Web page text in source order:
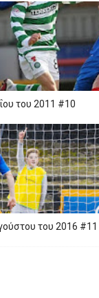
του 2011 #10
του 2016 #11